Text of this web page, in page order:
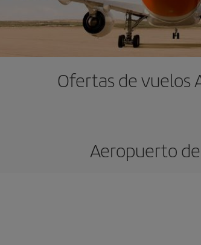
Ofertas de vuelos
Aeropuerto